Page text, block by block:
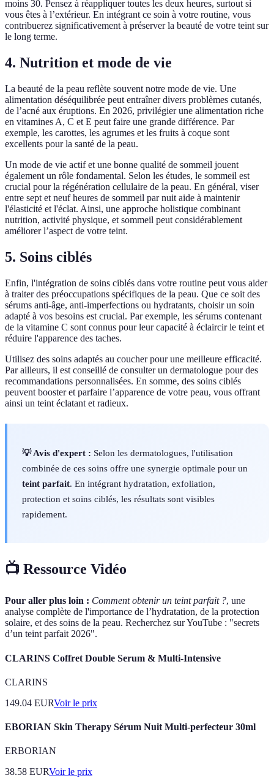
moins 30. Pensez à réappliquer toutes les deux heures, surtout si
vous êtes à l’extérieur. En intégrant ce soin à votre routine, vous
contribuerez significativement à préserver la beauté de votre teint sur
le long terme.
4. Nutrition et mode de vie
La beauté de la peau reflète souvent notre mode de vie. Une
alimentation déséquilibrée peut entraîner divers problèmes cutanés,
de l’acné aux éruptions. En 2026, privilégier une alimentation riche
en vitamines A, C et E peut faire une grande différence. Par
exemple, les carottes, les agrumes et les fruits à coque sont
excellents pour la santé de la peau.
Un mode de vie actif et une bonne qualité de sommeil jouent
également un rôle fondamental. Selon les études, le sommeil est
crucial pour la régénération cellulaire de la peau. En général, viser
entre sept et neuf heures de sommeil par nuit aide à maintenir
l'élasticité et l'éclat. Ainsi, une approche holistique combinant
nutrition, activité physique, et sommeil peut considérablement
améliorer l’aspect de votre teint.
5. Soins ciblés
Enfin, l'intégration de soins ciblés dans votre routine peut vous aider
à traiter des préoccupations spécifiques de la peau. Que ce soit des
sérums anti-âge, anti-imperfections ou hydratants, choisir un soin
adapté à vos besoins est crucial. Par exemple, les sérums contenant
de la vitamine C sont connus pour leur capacité à éclaircir le teint et
réduire l'apparence des taches.
Utilisez des soins adaptés au coucher pour une meilleure efficacité.
Par ailleurs, il est conseillé de consulter un dermatologue pour des
recommandations personnalisées. En somme, des soins ciblés
peuvent booster et parfaire l’apparence de votre peau, vous offrant
ainsi un teint éclatant et radieux.
💡 Avis d'expert : Selon les dermatologues, l'utilisation
combinée de ces soins offre une synergie optimale pour un
teint parfait. En intégrant hydratation, exfoliation,
protection et soins ciblés, les résultats sont visibles
rapidement.
📺 Ressource Vidéo
Pour aller plus loin : Comment obtenir un teint parfait ?, une
analyse complète de l'importance de l’hydratation, de la protection
solaire, et des soins de la peau. Recherchez sur YouTube : "secrets
d’un teint parfait 2026".
CLARINS Coffret Double Serum & Multi-Intensive
CLARINS
149.04 EURVoir le prix
EBORIAN Skin Therapy Sérum Nuit Multi-perfecteur 30ml
ERBORIAN
38.58 EURVoir le prix